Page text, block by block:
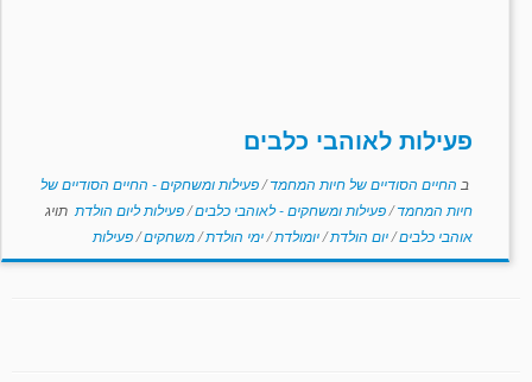
פעילות לאוהבי כלבים
ב החיים הסודיים של חיות המחמד/פעילות ומשחקים - החיים הסודיים של
חיות המחמד/פעילות ומשחקים - לאוהבי כלבים/פעילות ליום הולדת תויג
אוהבי כלבים/יום הולדת/יומולדת/ימי הולדת/משחקים/פעילות